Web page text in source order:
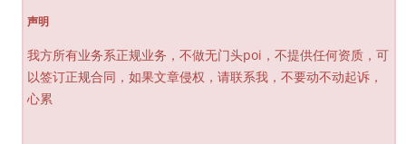
声明
我方所有业务系正规业务，不做无门头poi，不提供任何资质，可
以签订正规合同，如果文章侵权，请联系我，不要动不动起诉，
心累